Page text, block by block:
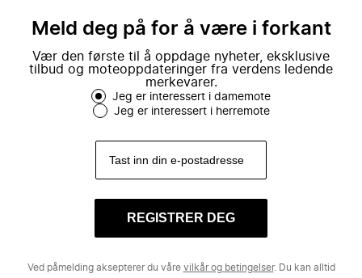
Meld deg på for å være i forkant
Vær den første til å oppdage nyheter, eksklusive
tilbud og moteoppdateringer fra verdens ledende
merkevarer.
Jeg er interessert i damemote
Jeg er interessert i herremote
REGISTRER DEG
Ved påmelding aksepterer du våre vilkår og betingelser. Du kan alltid